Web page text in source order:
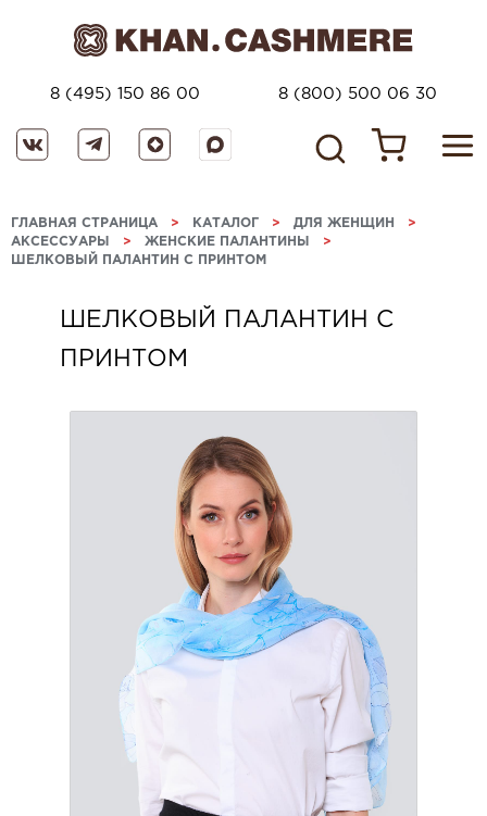
8 (495) 150 86 00 8 (800) 500 06 30
ГЛАВНАЯ СТРАНИЦА > КАТАЛОГ > ДЛЯ ЖЕНЩИН >
АКСЕССУАРЫ > ЖЕНСКИЕ ПАЛАНТИНЫ >
ШЕЛКОВЫЙ ПАЛАНТИН С ПРИНТОМ
ШЕЛКОВЫЙ ПАЛАНТИН С
ПРИНТОМ